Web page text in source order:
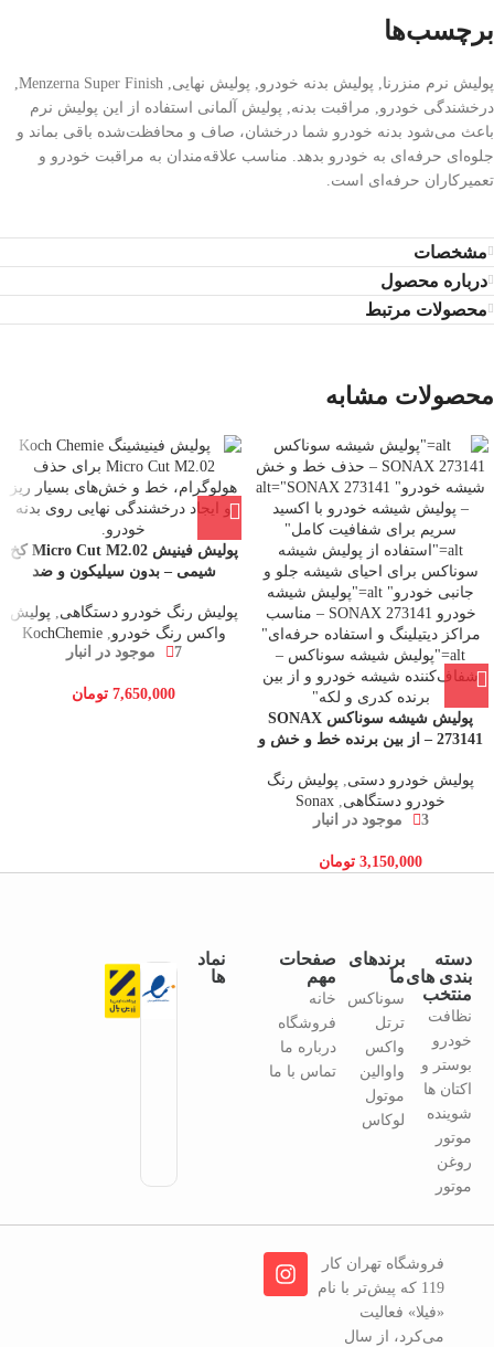
برچسب‌ها
درخشندگی خودرو, مراقبت بدنه, پولیش آلمانی استفاده از این پولیش نرم
باعث می‌شود بدنه خودرو شما درخشان، صاف و محافظت‌شده باقی بماند و
جلوه‌ای حرفه‌ای به خودرو بدهد. مناسب علاقه‌مندان به مراقبت خودرو و
تعمیرکاران حرفه‌ای است.
مشخصات
درباره محصول
محصولات مرتبط
محصولات مشابه
پولیش شیشه سوناکس SONAX
273141 – از بین برنده خط و خش و
پولیش خودرو دستی
پولیش رنگ
خودرو دستگاهی Sonax
3 موجود در انبار
3,150,000 تومان
پولیش فینیش Micro Cut M2.02 کخ
شیمی – بدون سیلیکون و ضد
پولیش رنگ خودرو دستگاهی
پولیش
واکس رنگ خودرو ,
KochChemie
7 موجود در انبار
7,650,000 تومان
دسته
بندی های
منتخب
نظافت
خودرو
بوستر و
اکتان ها
شوینده
موتور
روغن
موتور
برندهای
ما
سوناکس
ترتل
واکس
واوالین
موتول
لوکاس
صفحات
مهم
خانه
فروشگاه
درباره ما
تماس با ما
نماد
ها
فروشگاه تهران کار
119 که پیش‌تر با نام
«فیلا» فعالیت
می‌کرد، از سال